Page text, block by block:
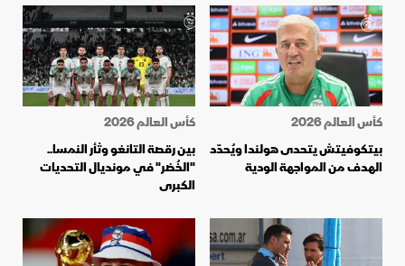
كأس العالم 2026
بيتكوفيتش يتحدى هولندا ويُحدّد
الهدف من المواجهة الودية
كأس العالم 2026
بين رقصة التانغو وثأر النمسا..
"الخُضر" في مونديال التحديات
الكبرى